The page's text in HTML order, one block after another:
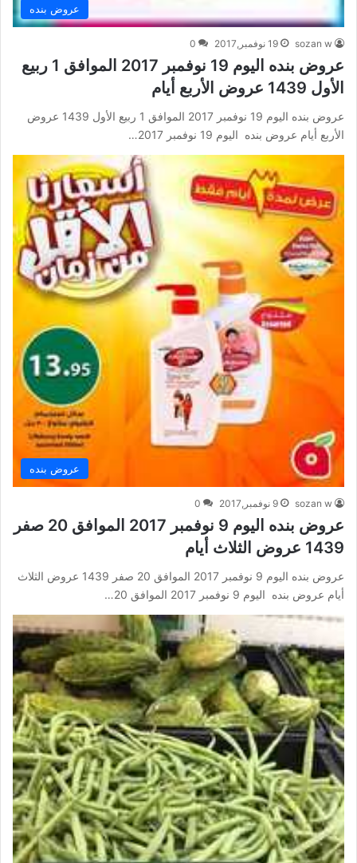
عروض بنده
sozan w 19 نوفمبر,2017 0
عروض بنده اليوم 19 نوفمبر 2017 الموافق 1 ربيع
الأول 1439 عروض الأربع أيام
عروض بنده اليوم 19 نوفمبر 2017 الموافق 1 ربيع الأول 1439 عروض
الأربع أيام عروض بنده اليوم 19 نوفمبر 2017…
عروض بنده
sozan w 9 نوفمبر,2017 0
عروض بنده اليوم 9 نوفمبر 2017 الموافق 20 صفر
1439 عروض الثلاث أيام
عروض بنده اليوم 9 نوفمبر 2017 الموافق 20 صفر 1439 عروض الثلاث
أيام عروض بنده اليوم 9 نوفمبر 2017 الموافق 20…